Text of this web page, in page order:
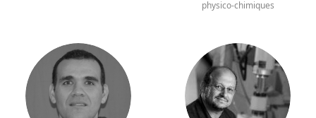
physico-chimiques